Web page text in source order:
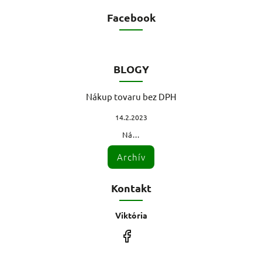
Facebook
BLOGY
Nákup tovaru bez DPH
14.2.2023
Ná...
Archív
Kontakt
Viktória